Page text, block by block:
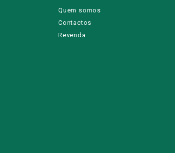
Quem somos
Contactos
Revenda